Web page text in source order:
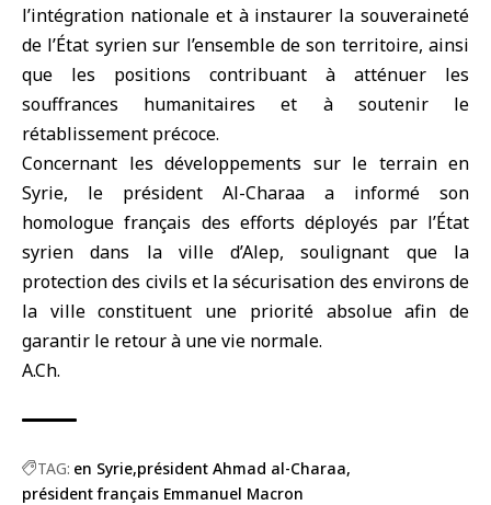
l’intégration nationale et à instaurer la souveraineté
de l’État syrien sur l’ensemble de son territoire, ainsi
que les positions contribuant à atténuer les
souffrances humanitaires et à soutenir le
rétablissement précoce.
Concernant les développements sur le terrain en
Syrie, le président Al-Charaa a informé son
homologue français des efforts déployés par l’État
syrien dans la ville d’Alep, soulignant que la
protection des civils et la sécurisation des environs de
la ville constituent une priorité absolue afin de
garantir le retour à une vie normale.
A.Ch.
TAG: en Syrie président Ahmad al-Charaa
président français Emmanuel Macron